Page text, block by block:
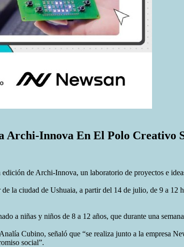
Archi-Innova En El Polo Creativo
de Archi-Innova, un laboratorio de proyectos e
la ciudad de Ushuaia, a partir del 14 de julio, de 9 a 12
a niñas y niños de 8 a 12 años, que durante una
Cubino, señaló que “se realiza junto a la empresa
social”.